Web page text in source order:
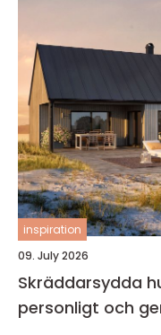
inspiration
09. July 2026
Skräddarsydda
personligt och